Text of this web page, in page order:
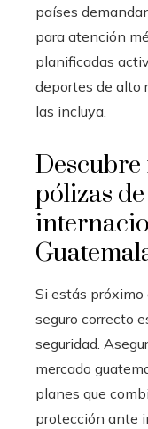
países
para atención
planificadas
deportes de alto
las incluya.
Descubre
pólizas
Si estás próximo
seguro correcto
seguridad.
mercado
planes que
protección ante